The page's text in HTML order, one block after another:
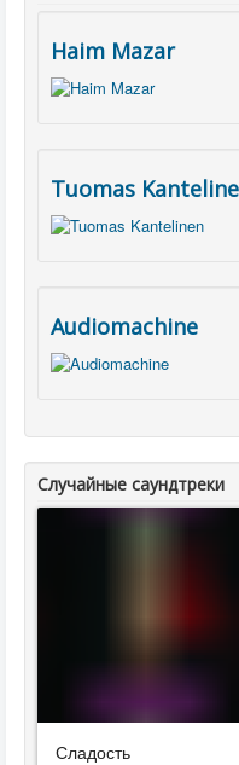
Haim Mazar
Tuomas
Audiomachine
Случайные саундтреки
Сладость